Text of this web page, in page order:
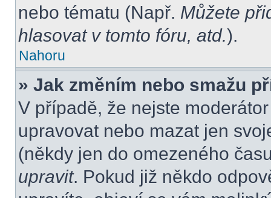
nebo tématu (Např. Můžete
hlasovat v tomto fóru, atd.).
Nahoru
» Jak změním nebo smažu
V případě, že nejste
upravovat nebo mazat jen
(někdy jen do omezeného
upravit. Pokud již někdo